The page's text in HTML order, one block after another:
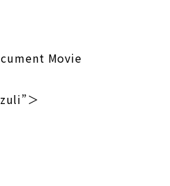
Movie
＞